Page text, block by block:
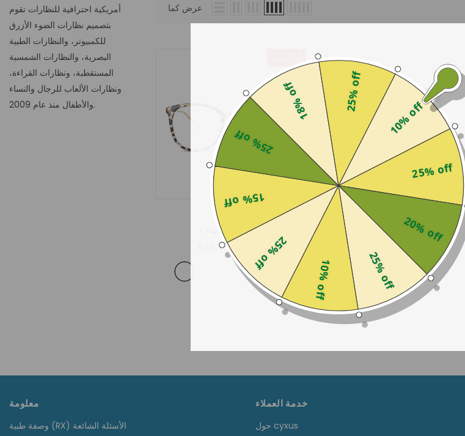
أمريكية احترافية للنظارات تقوم
بتصميم نظارات الضوء الأزرق
للكمبيوتر، والنظارات الطبية
البصرية، والنظارات الشمسية
المستقطبة، ونظارات القراءة،
ونظارات الألعاب للرجال والنساء
والأطفال منذ عام 2009.
عرض كما
ترقية جولا
- السلحفاة البيضاء
$29.99
ترقية الجناح قابلة للطي والفروكروميك
- طي الجناح
$38.99
معلومة
وصفة طبية (RX) الأسئلة الشائعة
خدمة العملاء
حول cyxus
10% off
25% off
20% off
25% off
10% off
25% off
15% off
25% off
18% off 25% off